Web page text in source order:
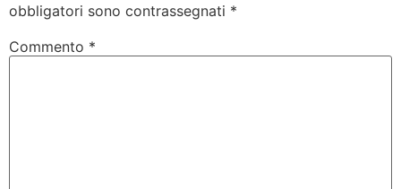
obbligatori sono contrassegnati *
Commento *